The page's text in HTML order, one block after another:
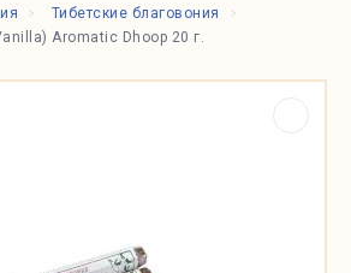
Тибетские благовония
Aromatic Dhoop 20 г.